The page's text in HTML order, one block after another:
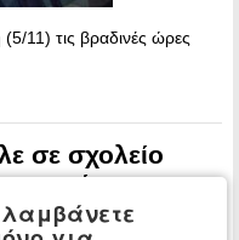
11) τις βραδινές ώρες
σε σχολείο
μαχαίρι –
και έναν